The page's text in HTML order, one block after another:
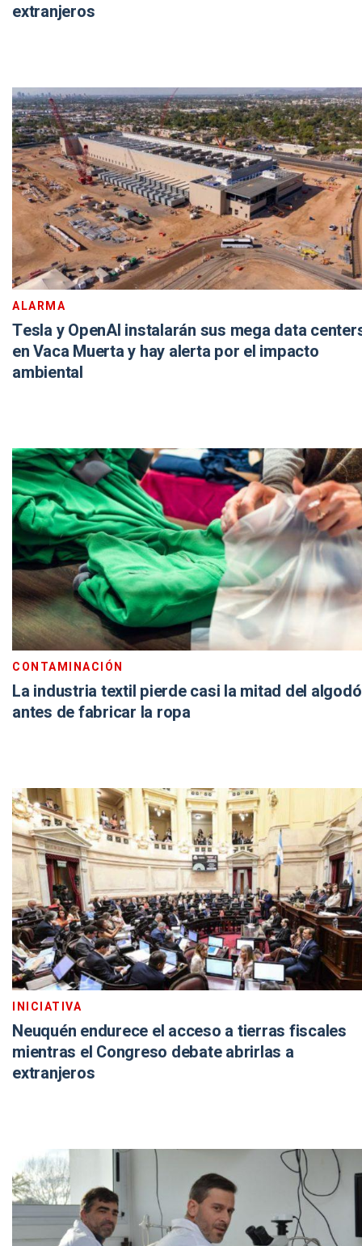
extranjeros
ALARMA
Tesla y OpenAI instalarán sus mega data
en Vaca Muerta y hay alerta por el impacto
ambiental
CONTAMINACIÓN
La industria textil pierde casi la mitad del
antes de fabricar la ropa
INICIATIVA
Neuquén endurece el acceso a tierras fiscales
mientras el Congreso debate abrirlas a
extranjeros